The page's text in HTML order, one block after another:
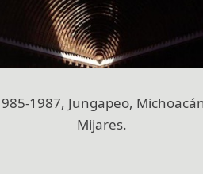
1987, Jungapeo,
Mijares.